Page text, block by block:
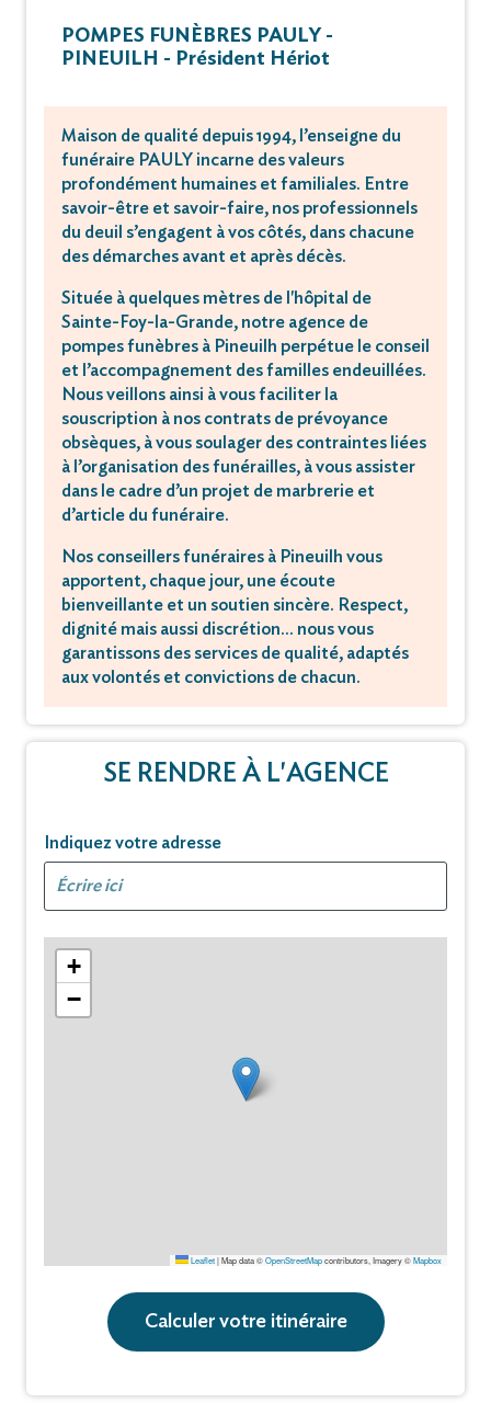
POMPES FUNÈBRES PAULY -
PINEUILH - Président Hériot
Maison de qualité depuis 1994, l’enseigne du
funéraire PAULY incarne des valeurs
profondément humaines et familiales. Entre
savoir-être et savoir-faire, nos professionnels
du deuil s’engagent à vos côtés, dans chacune
des démarches avant et après décès.
Située à quelques mètres de l'hôpital de
Sainte-Foy-la-Grande, notre agence de
pompes funèbres à Pineuilh perpétue le conseil
et l’accompagnement des familles endeuillées.
Nous veillons ainsi à vous faciliter la
souscription à nos contrats de prévoyance
obsèques, à vous soulager des contraintes liées
à l’organisation des funérailles, à vous assister
dans le cadre d’un projet de marbrerie et
d’article du funéraire.
Nos conseillers funéraires à Pineuilh vous
apportent, chaque jour, une écoute
bienveillante et un soutien sincère. Respect,
dignité mais aussi discrétion… nous vous
garantissons des services de qualité, adaptés
aux volontés et convictions de chacun.
SE RENDRE À L'AGENCE
Indiquez votre adresse
+
−
Leaflet|Map data ©OpenStreetMapcontributors, Imagery ©Mapbox
Calculer votre itinéraire